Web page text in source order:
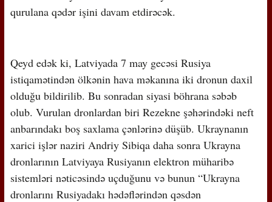
qurulana qədər işini davam etdirəcək.
Qeyd edək ki, Latviyada 7 may gecəsi Rusiya
istiqamətindən ölkənin hava məkanına iki dronun daxil
olduğu bildirilib. Bu sonradan siyasi böhrana səbəb
olub. Vurulan dronlardan biri Rezekne şəhərindəki neft
anbarındakı boş saxlama çənlərinə düşüb. Ukraynanın
xarici işlər naziri Andriy Sibiqa daha sonra Ukrayna
dronlarının Latviyaya Rusiyanın elektron müharibə
sistemləri nəticəsində uçduğunu və bunun “Ukrayna
dronlarını Rusiyadakı hədəflərindən qəsdən